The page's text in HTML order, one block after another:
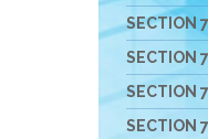
SECTION
SECTION
SECTION
SECTION